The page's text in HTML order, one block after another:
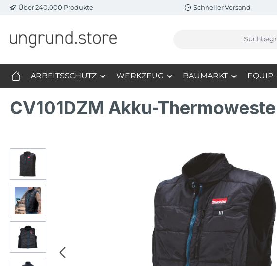
Hauptinhalt springen
Zur Suche springen
Zur Hauptnavigation springen
Über 240.000 Produkte Schneller Versand
ARBEITSSCHUTZ WERKZEUG BAUMARKT EQUIP
CV101DZM Akku-Thermoweste
Bildergalerie überspringen